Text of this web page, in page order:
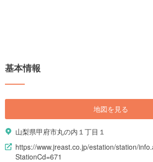
基本情報
地図を見る
山梨県甲府市丸の内１丁目１
https://www.jreast.co.jp/estation/station/
StationCd=671